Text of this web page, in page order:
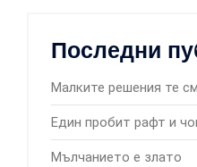
Последни
Малките решения те
Един пробит рафт и
Мълчанието е злато